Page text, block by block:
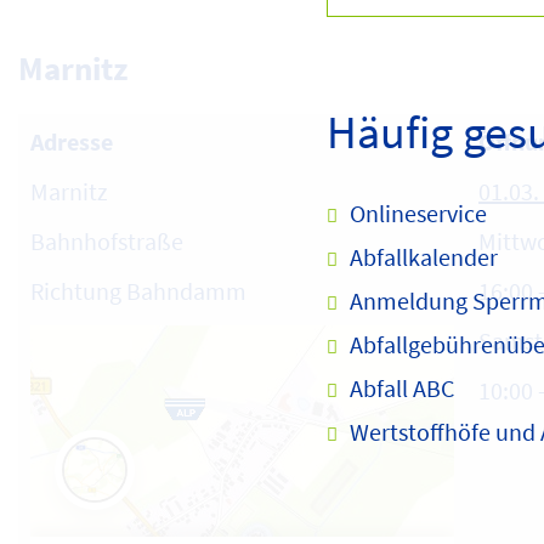
Häufig
Onlineservice
Abfallkalender
Anmeldung
Abfall ABC
Wertstoffhöfe und
Marnitz
Adresse
Marnitz
Bahnhofstraße
Richtung Bahndamm
16:00
10:00